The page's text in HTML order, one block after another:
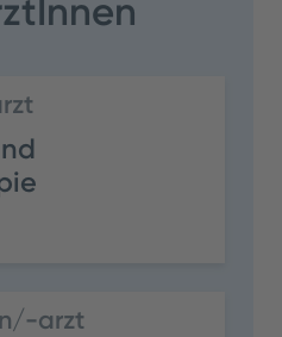
arzt